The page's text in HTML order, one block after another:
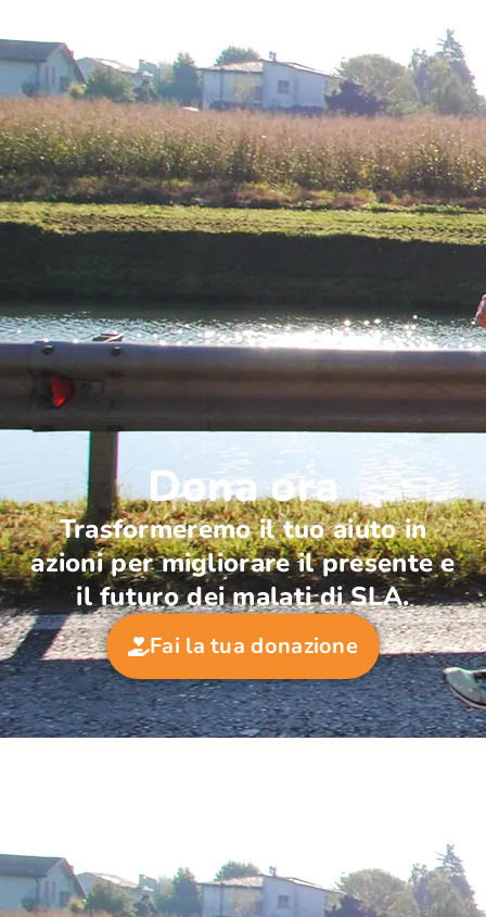
Dona ora
Trasformeremo il tuo aiuto in
azioni per migliorare il presente e
il futuro dei malati di SLA.
Fai la tua donazione